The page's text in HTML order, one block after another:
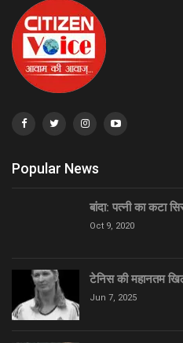
Popular News
बांदा: पत्नी का कटा
Oct 9, 2020
टेनिस की महानतम
Jun 7, 2025